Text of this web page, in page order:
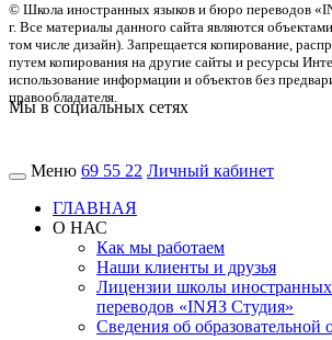
© Школа иностранных языков и бюро переводов
г. Все материалы данного сайта являются
том числе дизайн). Запрещается копирование,
путем копирования на другие сайты и ресурсы
использование информации и объектов без
правообладателя.
Мы в социальных сетях
Меню 69 55 22 Личный кабинет
ГЛАВНАЯ
О НАС
Как мы работаем
Наши клиенты и друзья
Лицензии школы
переводов «INЯЗ Студия»
Сведения об образовательной